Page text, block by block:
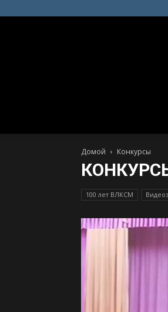
Домой Конкурсы
100 лет ВЛКСМ